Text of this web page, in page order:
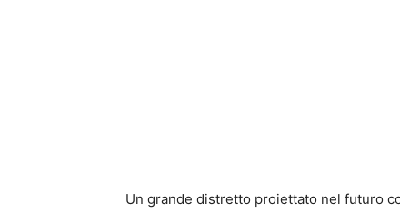
Un grande distretto proiettato nel futuro